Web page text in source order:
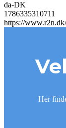
da-DK
1786335310711
https://www.r2n.dk/
Her